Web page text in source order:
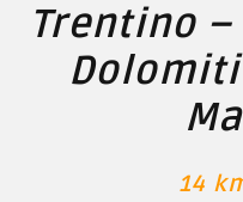
Trentino –
14